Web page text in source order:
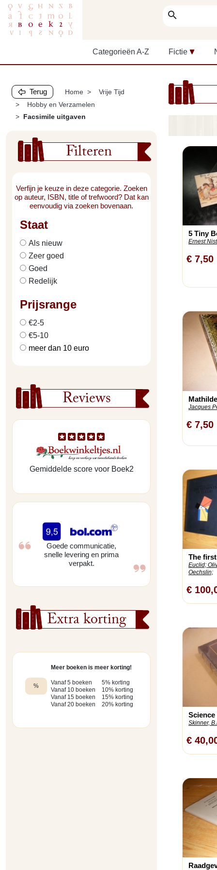
search
Categorieën A-Z Fictie
Terug Home
Vrije Tijd
Hobby en Verzamelen
Facsimile uitgaven
Filteren
Verfijn je keuze in deze categorie. Zoeken
op auteur, ISBN, title of trefwoord? Dat kan
eenvoudig via zoeken bovenaan.
Staat
Als nieuw
Zeer goed
Goed
Redelijk
Prijsrange
€2-5
€5-10
meer dan 10 euro
Reviews
Gemiddelde score voor Boek2
Goede communicatie,
snelle levering en prima
verpakt.
Extra korting
%
Meer boeken is meer korting!
Vanaf 5 boeken
Vanaf 10 boeken
Vanaf 15 boeken
Vanaf 20 boeken
5% korting
10% korting
15% korting
20% korting
5 Tiny
Ernest
€ 7,50
Jacques
€ 7,50
The
Euclid;
Oechslin;
€
Science
Skinner,
€